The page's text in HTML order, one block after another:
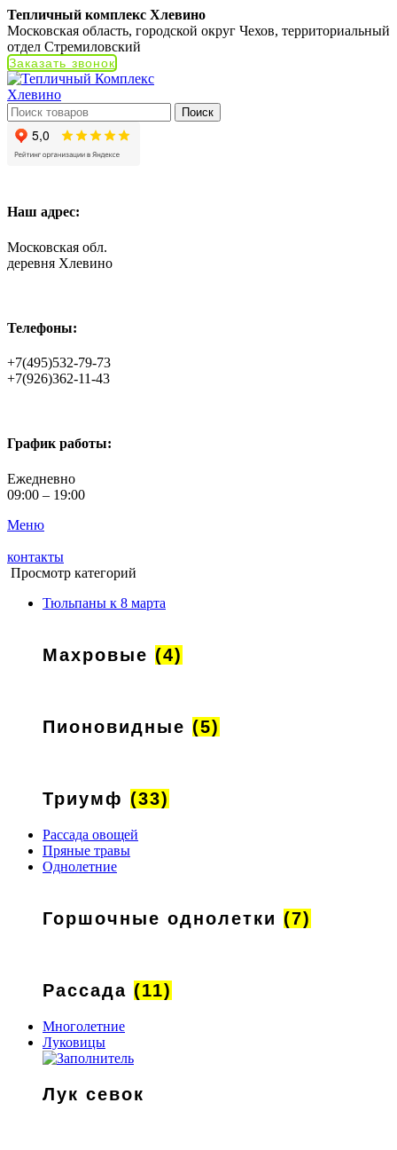
Тепличный комплекс Хлевино
Московская область, городской округ Чехов, территориальный
отдел Стремиловский
Заказать звонок
Поиск
Наш адрес:
Московская обл.
деревня Хлевино
Телефоны:
+7(495)532-79-73
+7(926)362-11-43
График работы:
Ежедневно
09:00 – 19:00
Меню
контакты
Просмотр категорий
Тюльпаны к 8 марта
Махровые (4)
Пионовидные (5)
Триумф (33)
Рассада овощей
Пряные травы
Однолетние
Горшочные однолетки (7)
Рассада (11)
Многолетние
Луковицы
Лук севок